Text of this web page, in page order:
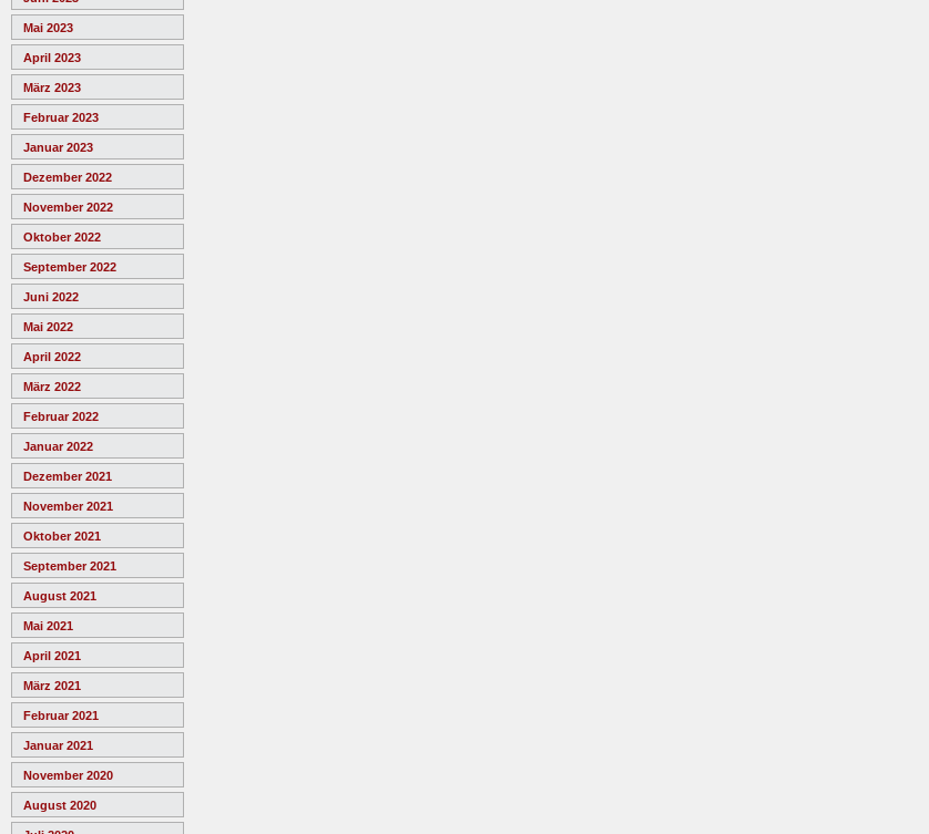
Mai 2023
April 2023
März 2023
Februar 2023
Januar 2023
Dezember 2022
November 2022
Oktober 2022
September 2022
Juni 2022
Mai 2022
April 2022
März 2022
Februar 2022
Januar 2022
Dezember 2021
November 2021
Oktober 2021
September 2021
August 2021
Mai 2021
April 2021
März 2021
Februar 2021
Januar 2021
November 2020
August 2020